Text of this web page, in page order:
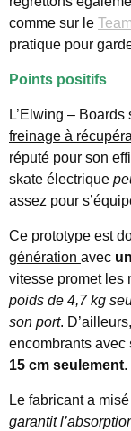
comme sur le
pratique pour
Points positifs
L’Elwing –
freinage à
réputé pour son
skate électrique
assez pour
Ce prototype est
génération avec
vitesse promet les
poids de 4,7 kg
son port.
encombrants avec
15 cm seulement.
Le fabricant a
garantit